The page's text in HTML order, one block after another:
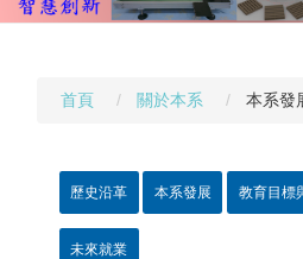
首頁 關於本系 本系發
歷史沿革 本系發展 教育目標
未來就業